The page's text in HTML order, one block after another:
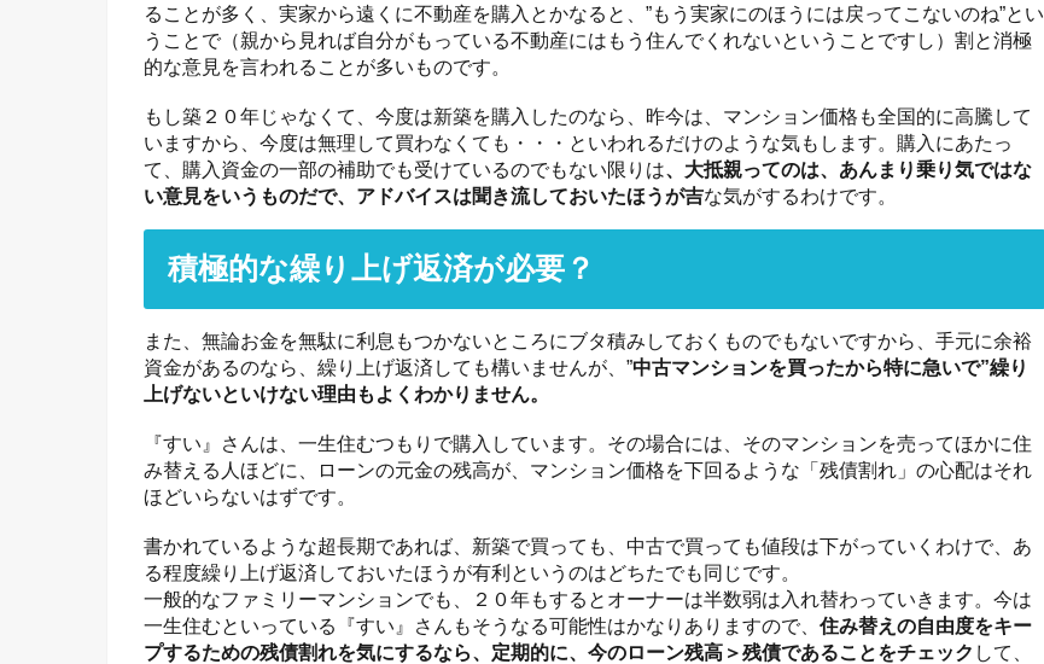
ることが多く、実家から遠くに不動産を購入とかなると、”もう実家にのほうには戻ってこないのね”とい
うことで（親から見れば自分がもっている不動産にはもう住んでくれないということですし）割と消極
的な意見を言われることが多いものです。
もし築２０年じゃなくて、今度は新築を購入したのなら、昨今は、マンション価格も全国的に高騰して
いますから、今度は無理して買わなくても・・・といわれるだけのような気もします。購入にあたっ
て、購入資金の一部の補助でも受けているのでもない限りは、大抵親ってのは、あんまり乗り気ではな
い意見をいうものだで、アドバイスは聞き流しておいたほうが吉な気がするわけです。
積極的な繰り上げ返済が必要？
また、無論お金を無駄に利息もつかないところにブタ積みしておくものでもないですから、手元に余裕
資金があるのなら、繰り上げ返済しても構いませんが、”中古マンションを買ったから特に急いで”繰り
上げないといけない理由もよくわかりません。
『すい』さんは、一生住むつもりで購入しています。その場合には、そのマンションを売ってほかに住
み替える人ほどに、ローンの元金の残高が、マンション価格を下回るような「残債割れ」の心配はそれ
ほどいらないはずです。
書かれているような超長期であれば、新築で買っても、中古で買っても値段は下がっていくわけで、あ
る程度繰り上げ返済しておいたほうが有利というのはどちたでも同じです。
一般的なファミリーマンションでも、２０年もするとオーナーは半数弱は入れ替わっていきます。今は
一生住むといっている『すい』さんもそうなる可能性はかなりありますので、 住み替えの自由度をキー
プするための残債割れを気にするなら、定期的に、今のローン残高＞残債であることをチェック して、